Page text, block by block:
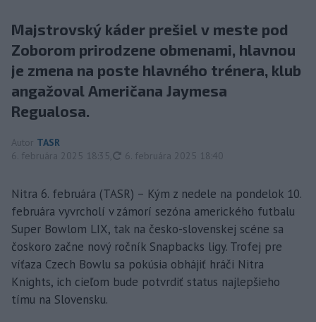
Majstrovský káder prešiel v meste pod
Zoborom prirodzene obmenami, hlavnou
je zmena na poste hlavného trénera, klub
angažoval Američana Jaymesa
Regualosa.
Autor TASR
6. februára 2025 18:35
aktualizované
6. februára 2025 18:40
Nitra 6. februára (TASR) – Kým z nedele na pondelok 10.
februára vyvrcholí v zámorí sezóna amerického futbalu
Super Bowlom LIX, tak na česko-slovenskej scéne sa
čoskoro začne nový ročník Snapbacks ligy. Trofej pre
víťaza Czech Bowlu sa pokúsia obhájiť hráči Nitra
Knights, ich cieľom bude potvrdiť status najlepšieho
tímu na Slovensku.